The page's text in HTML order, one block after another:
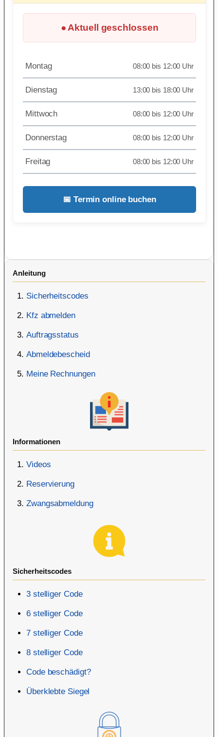
Anleitung
Sicherheitscodes
Kfz abmelden
Auftragsstatus
Abmeldebescheid
Meine Rechnungen
Informationen
Videos
Reservierung
Zwangsabmeldung
Sicherheitscodes
3 stelliger Code
6 stelliger Code
7 stelliger Code
8 stelliger Code
Code beschädigt?
Überklebte Siegel
● Aktuell geschlossen
Montag 08:00 bis 12:00 Uhr
Dienstag 13:00 bis 18:00 Uhr
Mittwoch 08:00 bis 12:00 Uhr
Donnerstag 08:00 bis 12:00 Uhr
Freitag 08:00 bis 12:00 Uhr
📅 Termin online buchen